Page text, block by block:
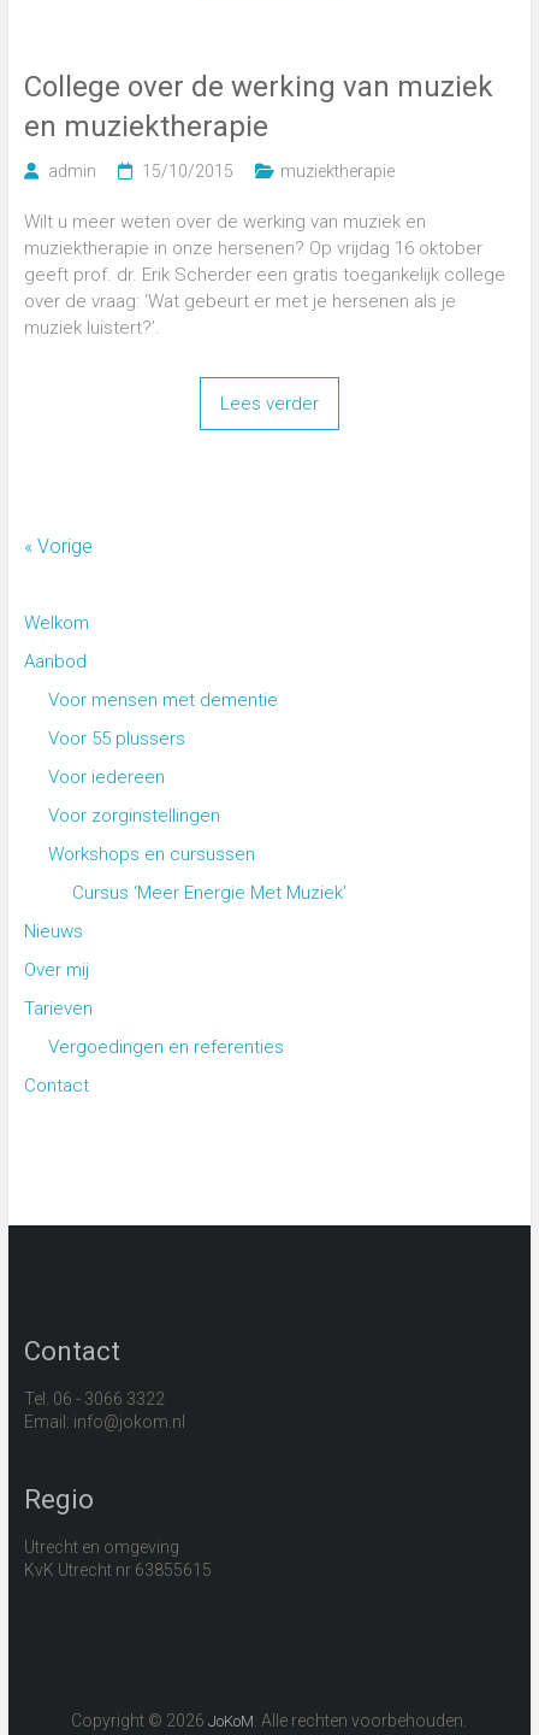
College over de werking van muziek
en muziektherapie
admin 15/10/2015 muziektherapie
Wilt u meer weten over de werking van muziek en
muziektherapie in onze hersenen? Op vrijdag 16 oktober
geeft prof. dr. Erik Scherder een gratis toegankelijk college
over de vraag: ‘Wat gebeurt er met je hersenen als je
muziek luistert?’.
Lees verder
« Vorige
Welkom
Aanbod
Voor mensen met dementie
Voor 55 plussers
Voor iedereen
Voor zorginstellingen
Workshops en cursussen
Cursus ‘Meer Energie Met Muziek’
Nieuws
Over mij
Tarieven
Vergoedingen en referenties
Contact
Contact
Tel. 06 - 3066 3322
Email: info@jokom.nl
Regio
Utrecht en omgeving
KvK Utrecht nr 63855615
Copyright © 2026JoKoM . Alle rechten voorbehouden.